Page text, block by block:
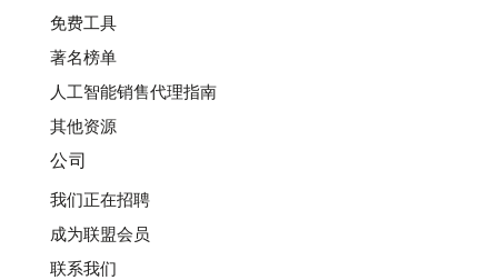
免费工具
著名榜单
人工智能销售代理指南
其他资源
公司
我们正在招聘
成为联盟会员
联系我们